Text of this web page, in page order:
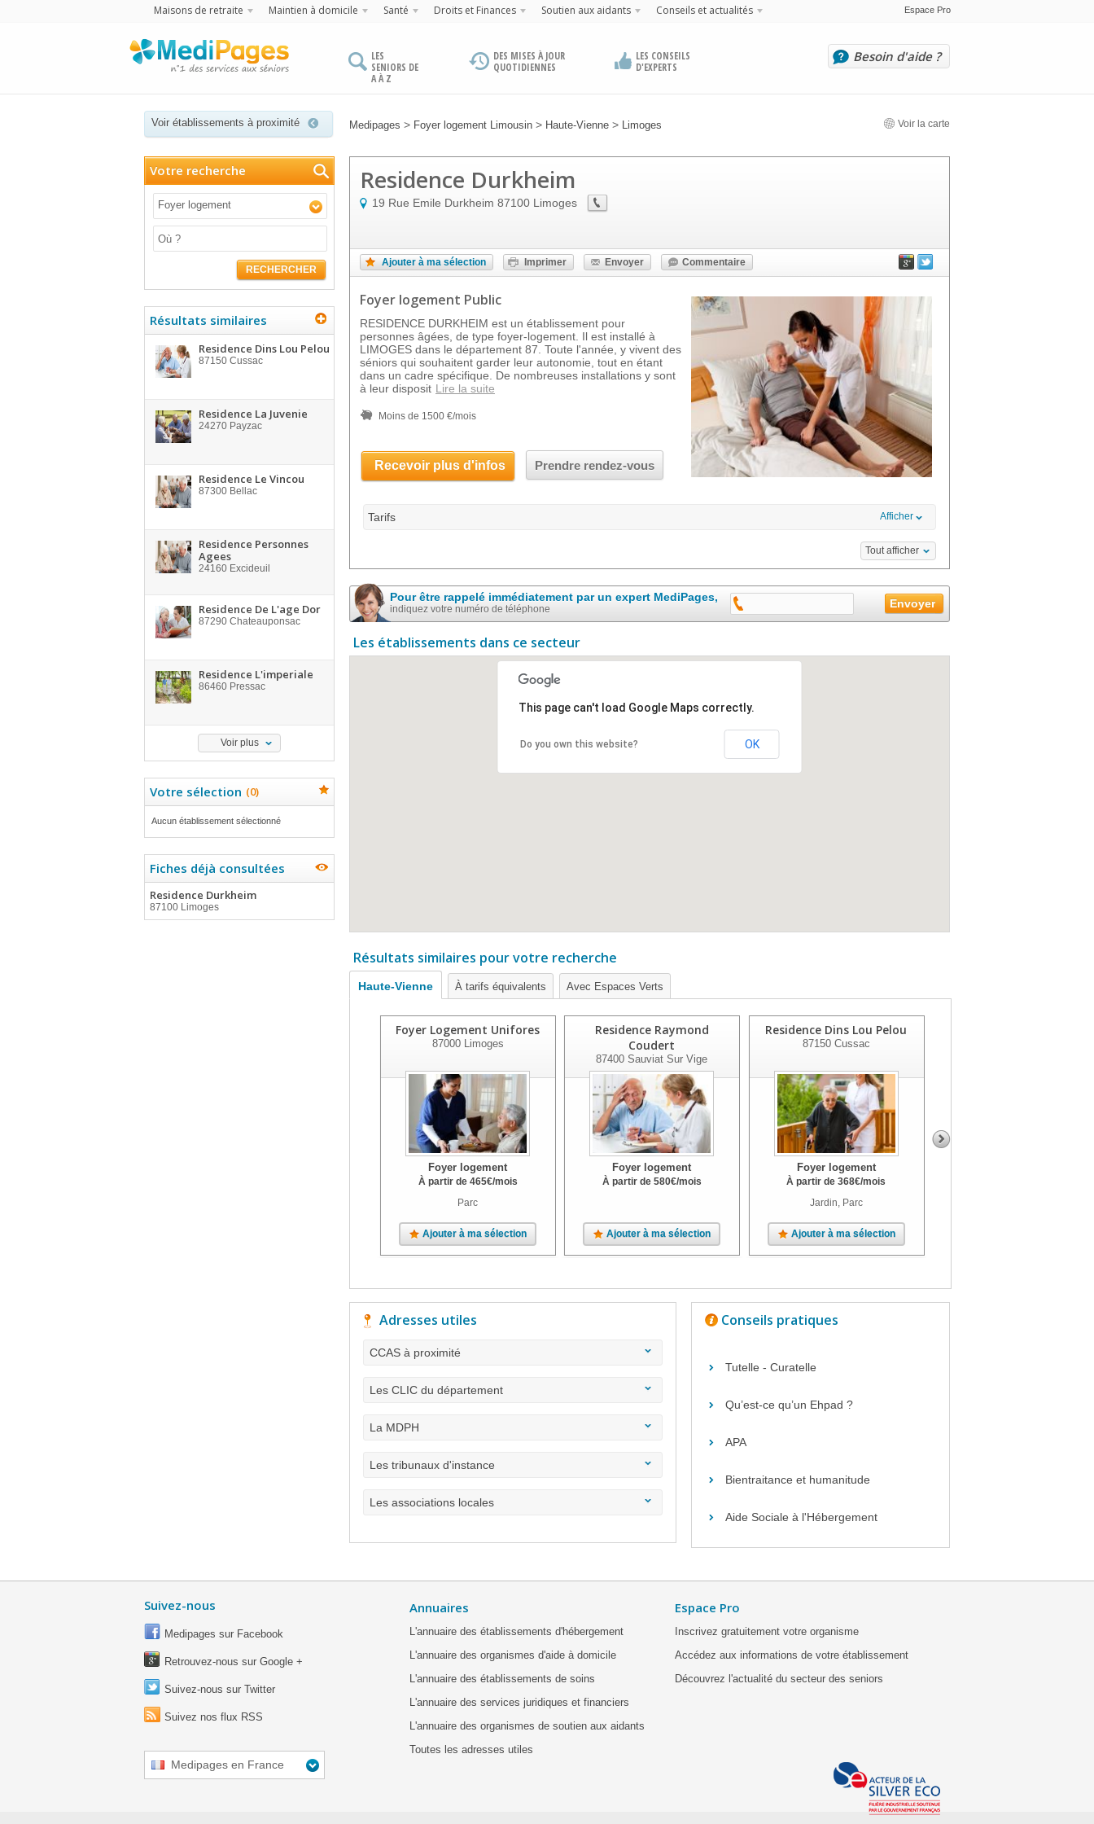
Maisons de retraite Maintien à domicile Santé Droits et Finances Soutien aux aidants Conseils et actualités Espace Pro
LES
SENIORS DE
A À Z
DES MISES À JOUR
QUOTIDIENNES
LES CONSEILS
D'EXPERTS
Besoin d'aide ?
Voir établissements à proximité Medipages > Foyer logement Limousin > Haute-Vienne > Limoges Voir la carte
Votre recherche
Foyer logement
RECHERCHER
Résultats similaires
Residence Dins Lou Pelou
87150 Cussac
Residence La Juvenie
24270 Payzac
Residence Le Vincou
87300 Bellac
Residence Personnes
Agees
24160 Excideuil
Residence De L'age Dor
87290 Chateauponsac
Residence L'imperiale
86460 Pressac
Voir plus
Votre sélection (0)
Aucun établissement sélectionné
Fiches déjà consultées
Residence Durkheim
87100 Limoges
Residence Durkheim
19 Rue Emile Durkheim 87100 Limoges
Ajouter à ma sélection Imprimer Envoyer Commentaire
Foyer logement Public
RESIDENCE DURKHEIM est un établissement pour
personnes âgées, de type foyer-logement. Il est installé à
LIMOGES dans le département 87. Toute l'année, y vivent des
séniors qui souhaitent garder leur autonomie, tout en étant
dans un cadre spécifique. De nombreuses installations y sont
à leur disposit Lire la suite
Moins de 1500 €/mois
Recevoir plus d'infos Prendre rendez-vous
Tarifs Afficher
Tout afficher
Pour être rappelé immédiatement par un expert MediPages,
indiquez votre numéro de téléphone
Les établissements dans ce secteur
This page can't load Google Maps correctly.
Do you own this website? OK
Résultats similaires pour votre recherche
Haute-Vienne À tarifs équivalents Avec Espaces Verts
Foyer Logement Unifores
87000Limoges
Foyer logement
À partir de 465€/mois
Parc
Ajouter à ma sélection
Residence Raymond
Coudert
87400 Sauviat Sur Vige
Foyer logement
À partir de 580€/mois
Ajouter à ma sélection
Residence Dins Lou Pelou
87150Cussac
Foyer logement
À partir de368€/mois
Jardin, Parc
Ajouter à ma sélection
Adresses utiles
CCAS à proximité
Les CLIC du département
La MDPH
Les tribunaux d'instance
Les associations locales
Conseils pratiques
Tutelle - Curatelle
Qu’est-ce qu’un Ehpad ?
APA
Bientraitance et humanitude
Aide Sociale à l'Hébergement
Suivez-nous
Medipages sur Facebook
Retrouvez-nous sur Google +
Suivez-nous sur Twitter
Suivez nos flux RSS
Medipages en France
Annuaires
L'annuaire des établissements d'hébergement
L'annuaire des organismes d'aide à domicile
L'annuaire des établissements de soins
L'annuaire des services juridiques et financiers
L'annuaire des organismes de soutien aux aidants
Toutes les adresses utiles
Espace Pro
Inscrivez gratuitement votre organisme
Accédez aux informations de votre établissement
Découvrez l'actualité du secteur des seniors